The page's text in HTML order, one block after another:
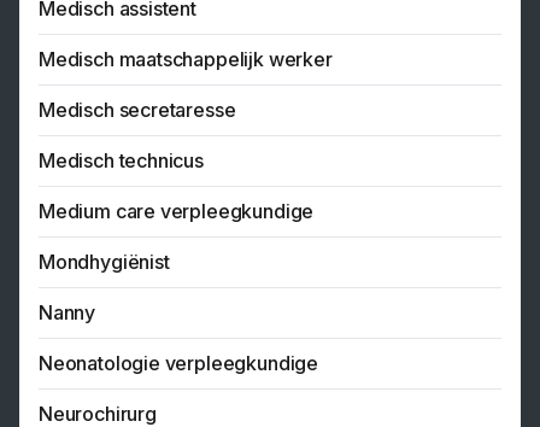
Medisch assistent
Medisch maatschappelijk werker
Medisch secretaresse
Medisch technicus
Medium care verpleegkundige
Mondhygiënist
Nanny
Neonatologie verpleegkundige
Neurochirurg